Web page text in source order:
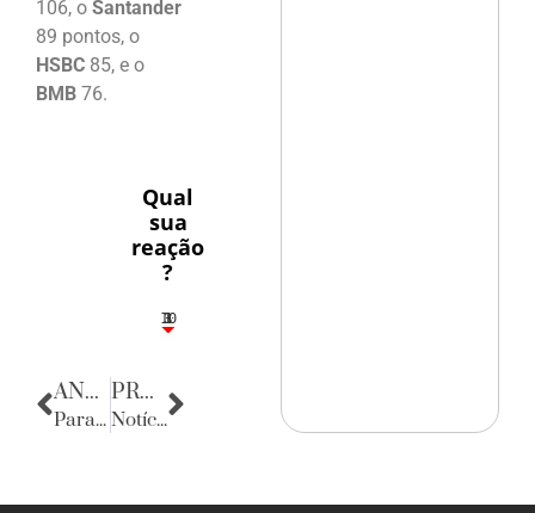
106, o Santander
89 pontos, o
HSBC 85, e o
BMB 76.
Qual
sua
reação
?
3
1
1
3
10
ANTERIOR
Parabéns
PRÓXIMA
Notícias da Bahia